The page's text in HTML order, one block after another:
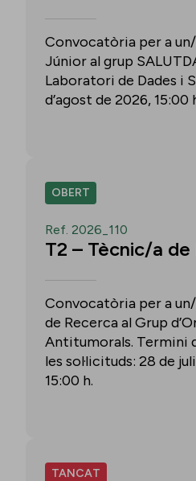
Convocatòria per a
Júnior al grup
Laboratori de Dades i
d’agost de 2026, 15:00
OBERT
Ref. 2026_110
T2 – Tècnic/a de
Convocatòria per a
de Recerca al Grup
Antitumorals. Termini
les sol·licituds: 28 de
15:00 h.
TANCAT